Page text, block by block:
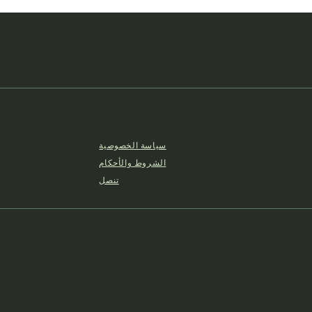
سياسة الخصوصية
الشروط والأحكام
تنصل